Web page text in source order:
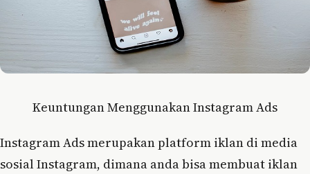
Keuntungan Menggunakan Instagram Ads
Instagram Ads merupakan platform iklan di media
sosial Instagram, dimana anda bisa membuat iklan